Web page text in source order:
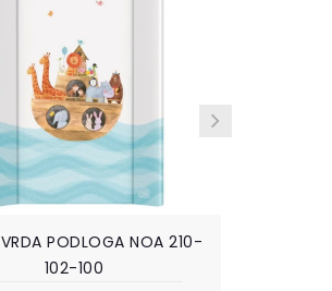
PODLOGA NOA 210-
102-100